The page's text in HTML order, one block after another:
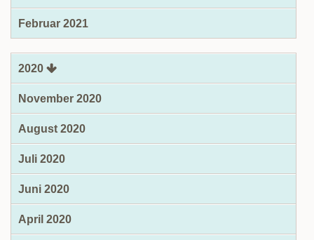
Februar 2021
2020
November 2020
August 2020
Juli 2020
Juni 2020
April 2020